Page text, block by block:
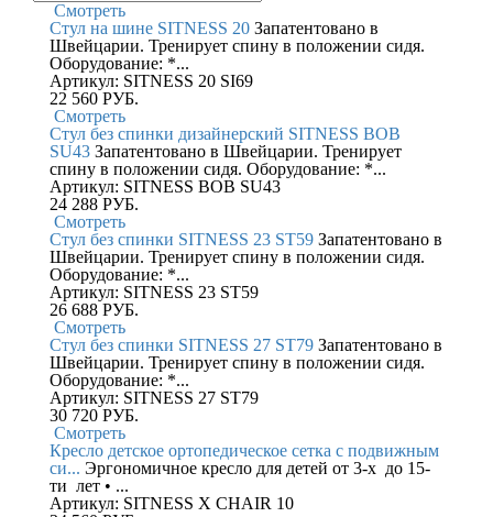
Смотреть
Стул на шине SITNESS 20 Запатентовано в
Швейцарии. Тренирует спину в положении сидя.
Оборудование: *...
Артикул: SITNESS 20 SI69
22 560 РУБ.
Смотреть
Стул без спинки дизайнерский SITNESS BOB
SU43 Запатентовано в Швейцарии. Тренирует
спину в положении сидя. Оборудование: *...
Артикул: SITNESS BOB SU43
24 288 РУБ.
Смотреть
Стул без спинки SITNESS 23 ST59 Запатентовано в
Швейцарии. Тренирует спину в положении сидя.
Оборудование: *...
Артикул: SITNESS 23 ST59
26 688 РУБ.
Смотреть
Стул без спинки SITNESS 27 ST79 Запатентовано в
Швейцарии. Тренирует спину в положении сидя.
Оборудование: *...
Артикул: SITNESS 27 ST79
30 720 РУБ.
Смотреть
Кресло детское ортопедическое сетка с подвижным
си... Эргономичное кресло для детей от 3-х до 15-
ти лет • ...
Артикул: SITNESS X CHAIR 10